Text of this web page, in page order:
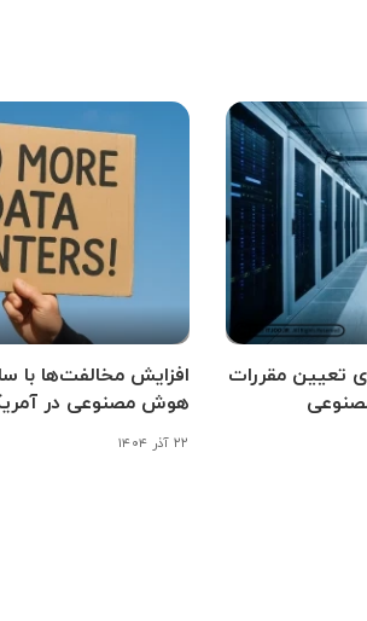
تعیین مقررات
افزایش مخالفت‌ها با
هوش مصنوعی در
۲۲ آذر ۱۴۰۴